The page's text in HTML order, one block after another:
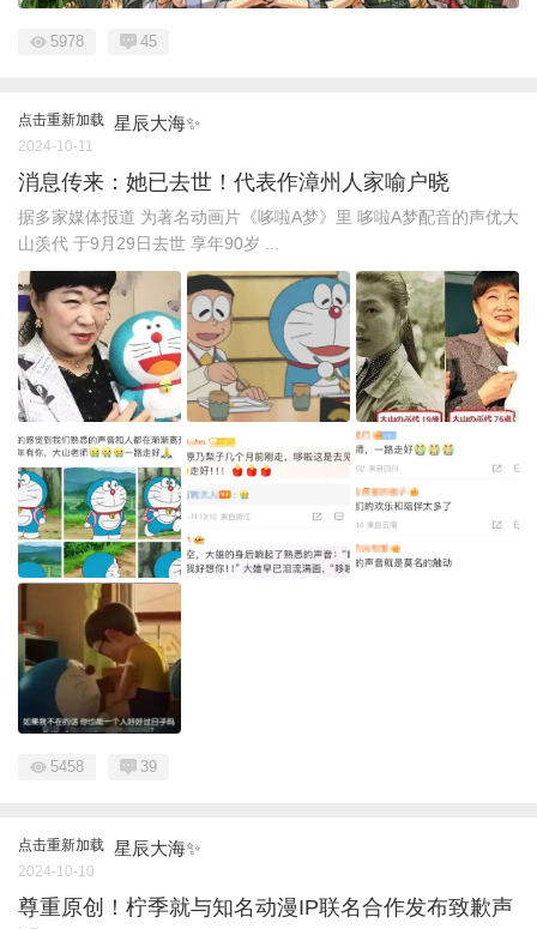
5978 45
点击重新加载 星辰大海✨
2024-10-11
消息传来：她已去世！代表作漳州人家喻户晓
据多家媒体报道 为著名动画片《哆啦A梦》里 哆啦A梦配音的声优大
山羡代 于9月29日去世 享年90岁 ...
5458 39
点击重新加载 星辰大海✨
2024-10-10
尊重原创！柠季就与知名动漫IP联名合作发布致歉声